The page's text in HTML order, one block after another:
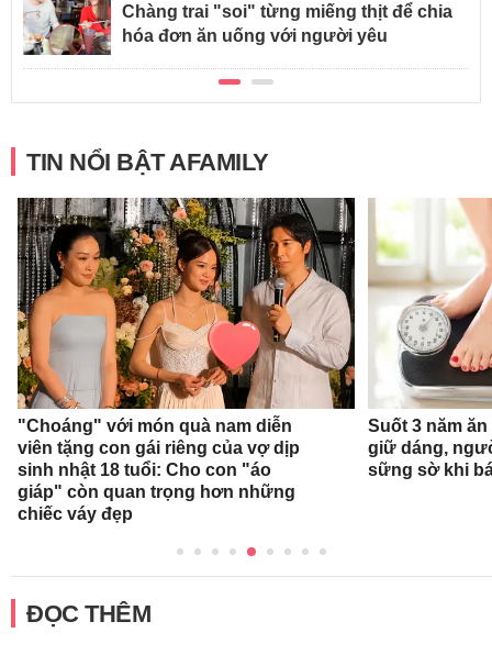
Chàng trai "soi" từng miếng thịt để chia
hóa đơn ăn uống với người yêu
TIN NỔI BẬT AFAMILY
"Choáng" với món quà nam diễn
viên tặng con gái riêng của vợ dịp
sinh nhật 18 tuổi: Cho con "áo
giáp" còn quan trọng hơn những
chiếc váy đẹp
Suốt 3 năm
giữ dáng,
sững sờ khi
ĐỌC THÊM